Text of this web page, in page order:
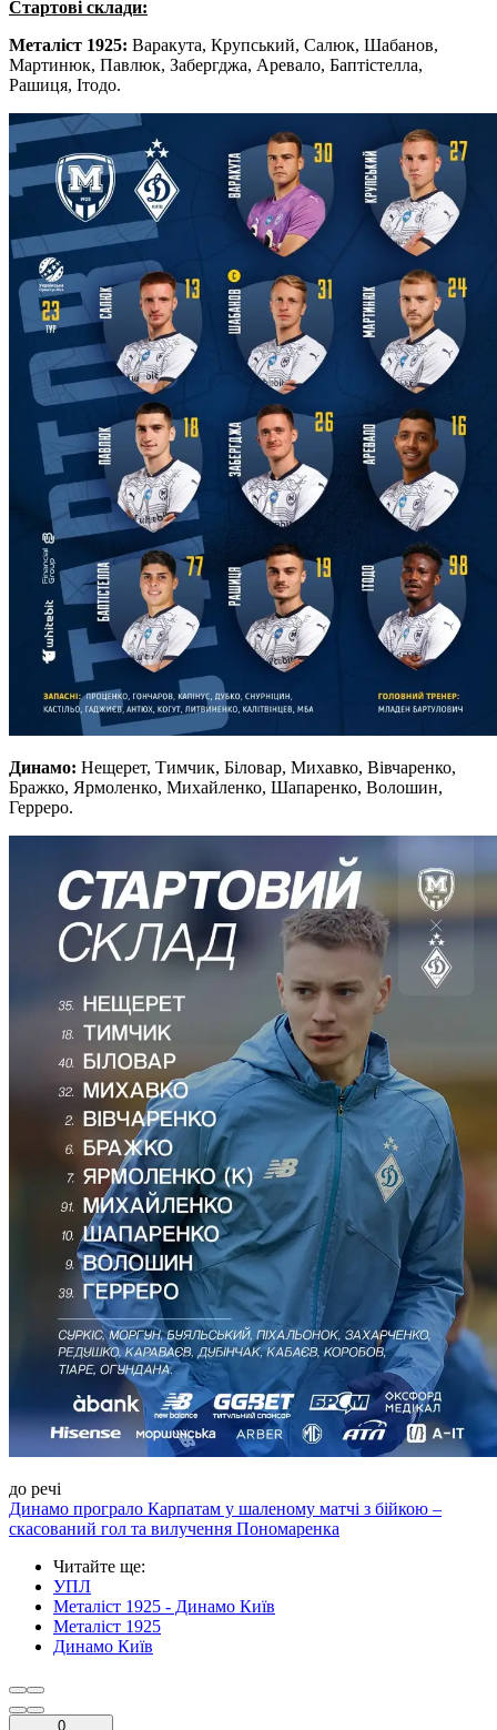
Стартові склади:
Металіст 1925: Варакута, Крупський, Салюк, Шабанов,
Мартинюк, Павлюк, Забергджа, Аревало, Баптістелла,
Рашиця, Ітодо.
Динамо: Нещерет, Тимчик, Біловар, Михавко, Вівчаренко,
Бражко, Ярмоленко, Михайленко, Шапаренко, Волошин,
Герреро.
до речі
Динамо програло Карпатам у шаленому матчі з бійкою –
скасований гол та вилучення Пономаренка
Читайте ще:
УПЛ
Металіст 1925 - Динамо Київ
Металіст 1925
Динамо Київ
0